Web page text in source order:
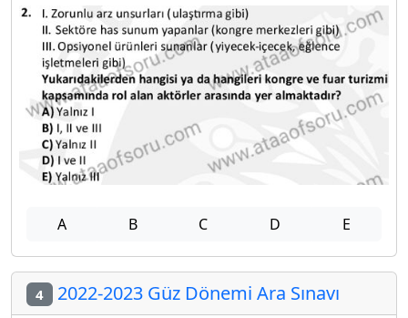
A B C D E
4 2022-2023 Güz Dönemi Ara Sınavı